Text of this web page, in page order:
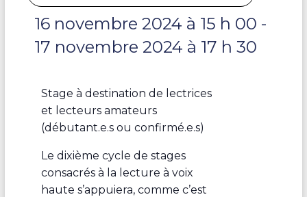
16 novembre 2024 à 15 h 00 -
17 novembre 2024 à 17 h 30
Stage à destination de lectrices
et lecteurs amateurs
(débutant.e.s ou confirmé.e.s)
Le dixième cycle de stages
consacrés à la lecture à voix
haute s’appuiera, comme c’est